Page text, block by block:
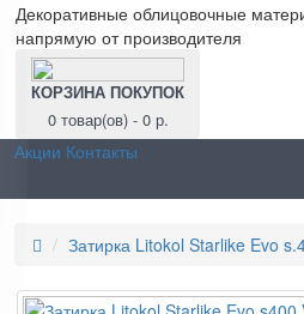
Декоративные облицовочные
напрямую от производителя
КОРЗИНА ПОКУПОК
0 товар(ов) - 0 р.
Акции Контакты
Затирка Litokol Starlike Evo